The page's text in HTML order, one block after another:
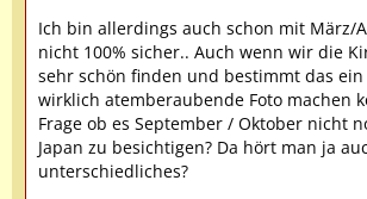
Ich bin allerdings auch schon mit März/
nicht 100% sicher.. Auch wenn wir die
sehr schön finden und bestimmt das
wirklich atemberaubende Foto machen
Frage ob es September / Oktober nicht
Japan zu besichtigen? Da hört man ja
unterschiedliches?